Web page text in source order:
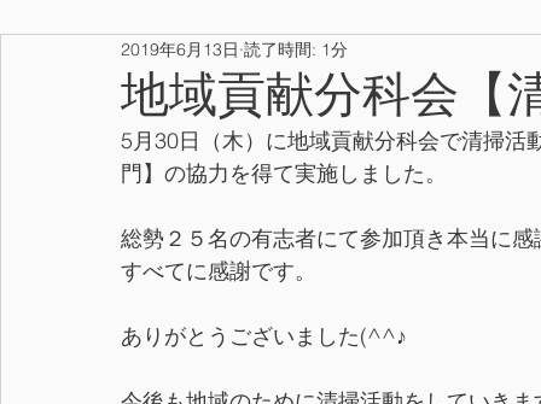
地域貢献分科会【
2019年6月13日 読了時間: 1分
5月30日（木）に地域貢献分科会で清掃
門】の協力を得て実施しました。
総勢２５名の有志者にて参加頂き本当に
すべてに感謝です。
ありがとうございました(^^♪